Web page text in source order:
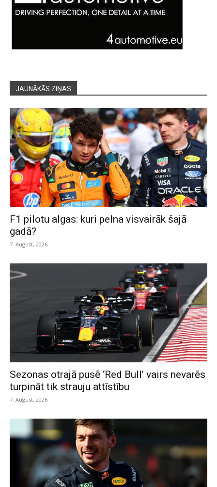
JAUNĀKĀS ZIŅAS
F1 pilotu algas: kuri pelna visvairāk šajā
gadā?
7. August, 2026
Sezonas otrajā pusē ‘Red Bull’ vairs nevarēs
turpināt tik strauju attīstību
7. August, 2026